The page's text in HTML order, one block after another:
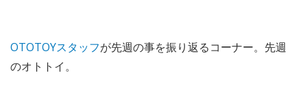
OTOTOYスタッフが先週の事を振り返るコーナー。先週
のオトトイ。